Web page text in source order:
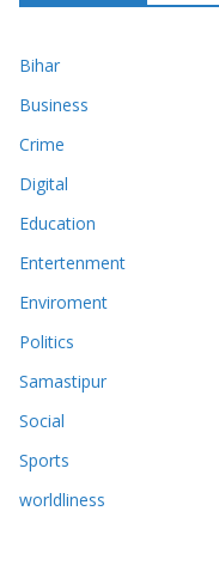
Bihar
Business
Crime
Digital
Education
Entertenment
Enviroment
Politics
Samastipur
Social
Sports
worldliness